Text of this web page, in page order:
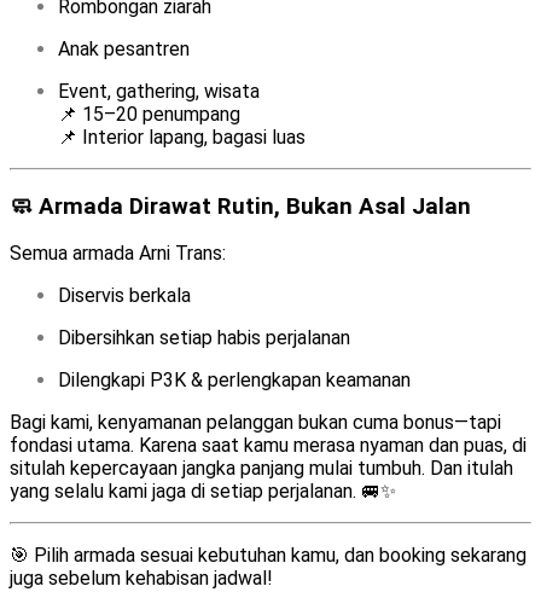
Rombongan ziarah
Anak pesantren
Event, gathering, wisata
📌 15–20 penumpang
📌 Interior lapang, bagasi luas
🧼 Armada Dirawat Rutin, Bukan Asal Jalan
Semua armada Arni Trans:
Diservis berkala
Dibersihkan setiap habis perjalanan
Dilengkapi P3K & perlengkapan keamanan
Bagi kami, kenyamanan pelanggan bukan cuma bonus—tapi
fondasi utama. Karena saat kamu merasa nyaman dan puas, di
situlah kepercayaan jangka panjang mulai tumbuh. Dan itulah
yang selalu kami jaga di setiap perjalanan. 🚐✨
🎯 Pilih armada sesuai kebutuhan kamu, dan booking sekarang
juga sebelum kehabisan jadwal!